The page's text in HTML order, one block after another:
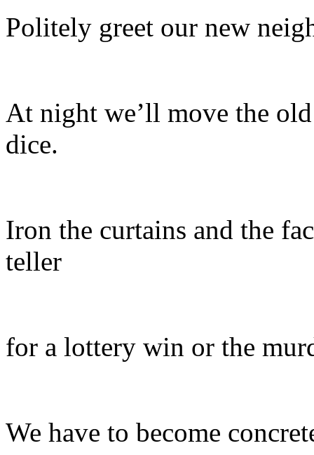
Politely greet our new
At night we’ll move the
dice.
Iron the curtains and the
teller
for a lottery win or the
We have to become